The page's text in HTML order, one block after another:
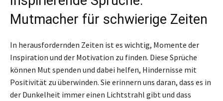
Mutmacher für schwierige Zeiten
In herausfordernden Zeiten ist es wichtig, Momente der
Inspiration und der Motivation zu finden. Diese Sprüche
können Mut spenden und dabei helfen, Hindernisse mit
Positivität zu überwinden. Sie erinnern uns daran, dass es in
der Dunkelheit immer einen Lichtstrahl gibt und dass